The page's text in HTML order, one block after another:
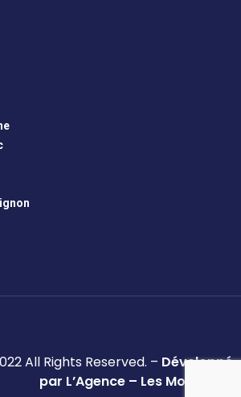
All Rights Reserved. – Développé
par L’Agence – Les Monsieurs